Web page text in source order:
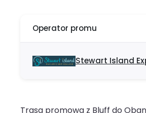
Operator promu
Stewart Island
Trasa promowa z Bluff do